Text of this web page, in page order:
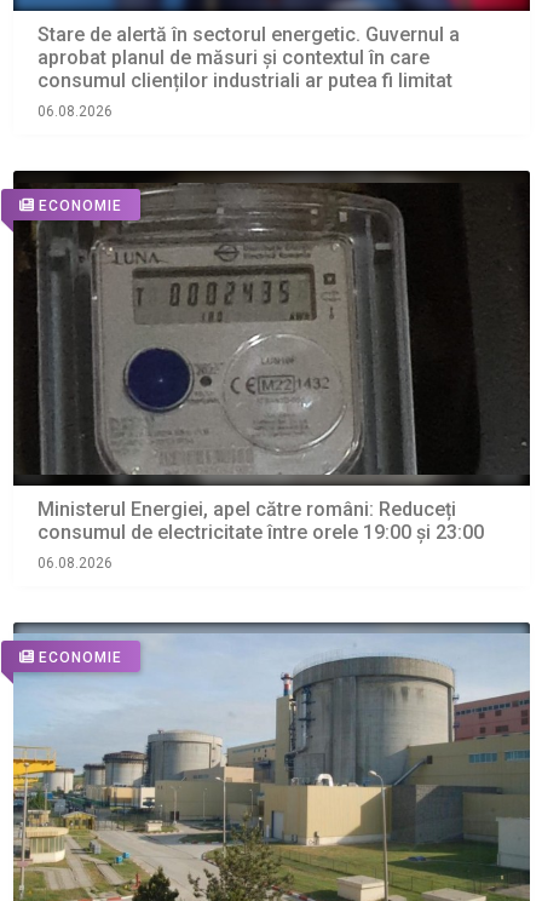
Stare de alertă în sectorul energetic. Guvernul a
aprobat planul de măsuri și contextul în care
consumul clienților industriali ar putea fi limitat
06.08.2026
ECONOMIE
Ministerul Energiei, apel către români: Reduceți
consumul de electricitate între orele 19:00 și 23:00
06.08.2026
ECONOMIE